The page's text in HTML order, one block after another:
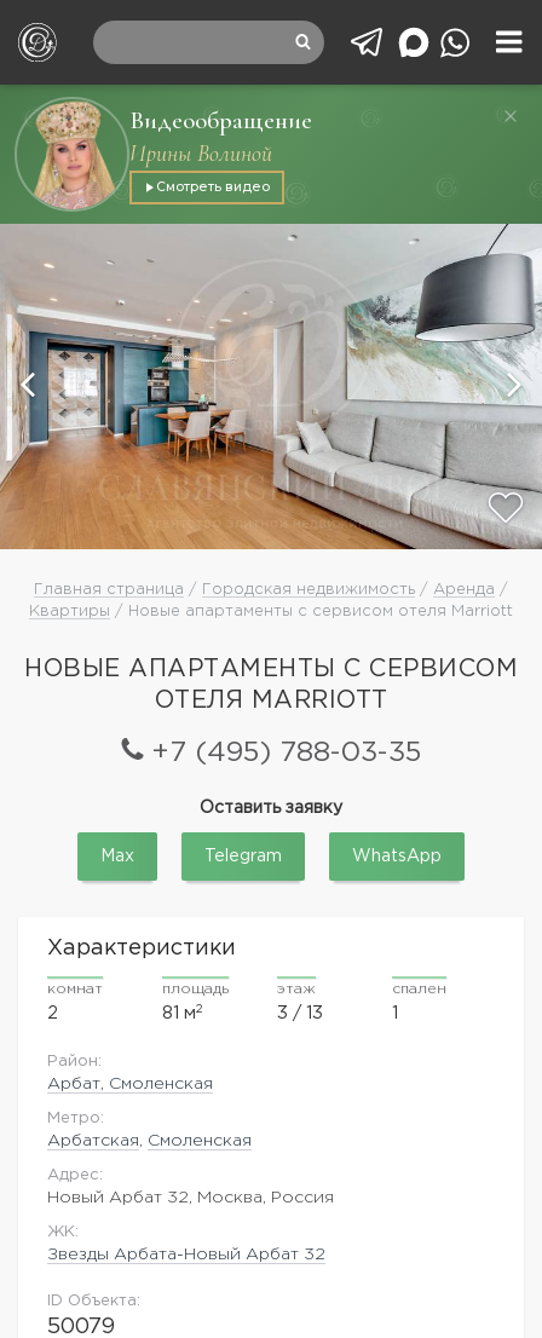
Видеообращение
Ирины Волиной
Смотреть видео
Главная страница / Городская недвижимость / Аренда /
Квартиры / Новые апартаменты с сервисом отеля Marriott
НОВЫЕ АПАРТАМЕНТЫ С СЕРВИСОМ
ОТЕЛЯ MARRIOTT
+7 (495) 788-03-35
Оставить заявку
Max Telegram WhatsApp
Характеристики
комнат
2
площадь
81 м2
этаж
3 / 13
спален
1
Район:
Арбат, Смоленская
Метро:
Арбатская Смоленская
Адрес:
Новый Арбат 32, Москва, Россия
ЖK:
Звезды Арбата-Новый Арбат 32
ID Объекта:
50079